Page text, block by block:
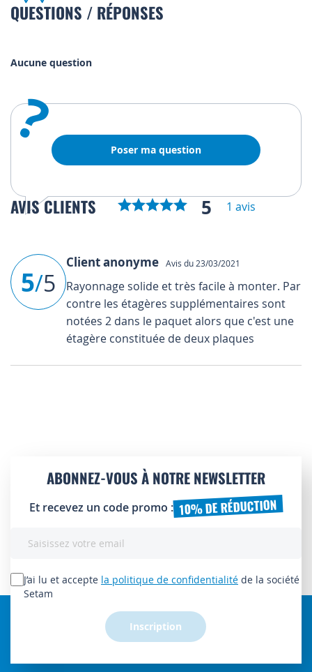
QUESTIONS / RÉPONSES
Aucune question
? Poser ma question
AVIS CLIENTS 5 1 avis
5/5
Client anonyme Avis du 23/03/2021
Rayonnage solide et très facile à monter. Par
contre les étagères supplémentaires sont
notées 2 dans le paquet alors que c'est une
étagère constituée de deux plaques
ABONNEZ-VOUS À NOTRE NEWSLETTER
Et recevez un code promo : 10% DE RÉDUCTION
lettre
d’information
J’ai lu et accepte la politique de confidentialité de la société
Setam
Inscription